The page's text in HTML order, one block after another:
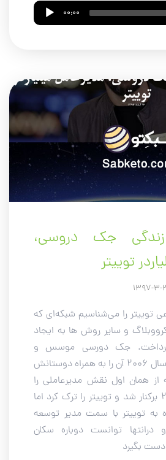
00:00
جک دروسی،
توییتر
توییتر را می‌شناسیم شبکه‌ای که
و سایر روش ها به ایجاد
پرداخت. جک دورسی موسس و
مدیرعامل توییتر در سال 2006 آن را به همراه دوستانش
از همان اول نقش مدیرعاملی را
داشت در سال 2008 برکنار شد و توییتر را ترک کرد اما
2010 دوباره به توییتر با سمت مدیر توسعه
توانست دوباره سکان
دست بگیرد